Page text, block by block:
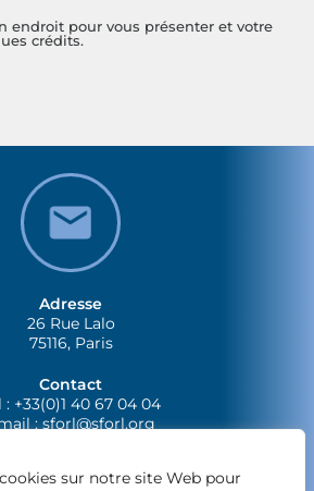
sur notre site Web pour
endroit pour vous présenter et votre
crédits.
Adresse
26 Rue Lalo
75116, Paris
Contact
: +33(0)1 40 67 04 04
:sforl@sforl.org